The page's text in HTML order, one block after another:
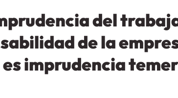
del
de la
imprudencia